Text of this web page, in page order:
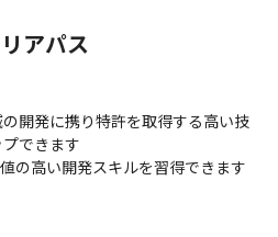
アパス
開発に携り特許を取得する高い技
できます
の高い開発スキルを習得できます